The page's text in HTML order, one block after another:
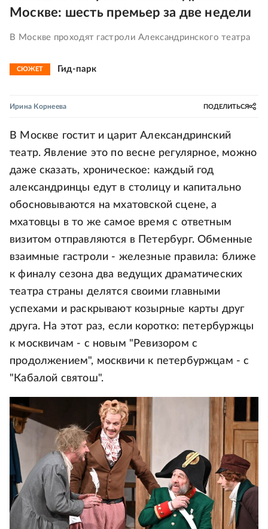
Москве: шесть премьер за две недели
В Москве проходят гастроли Александринского театра
СЮЖЕТ Гид-парк
Ирина Корнеева ПОДЕЛИТЬСЯ
В Москве гостит и царит Александринский
театр. Явление это по весне регулярное, можно
даже сказать, хроническое: каждый год
александринцы едут в столицу и капитально
обосновываются на мхатовской сцене, а
мхатовцы в то же самое время с ответным
визитом отправляются в Петербург. Обменные
взаимные гастроли - железные правила: ближе
к финалу сезона два ведущих драматических
театра страны делятся своими главными
успехами и раскрывают козырные карты друг
друга. На этот раз, если коротко: петербуржцы
к москвичам - с новым "Ревизором с
продолжением", москвичи к петербуржцам - с
"Кабалой святош".